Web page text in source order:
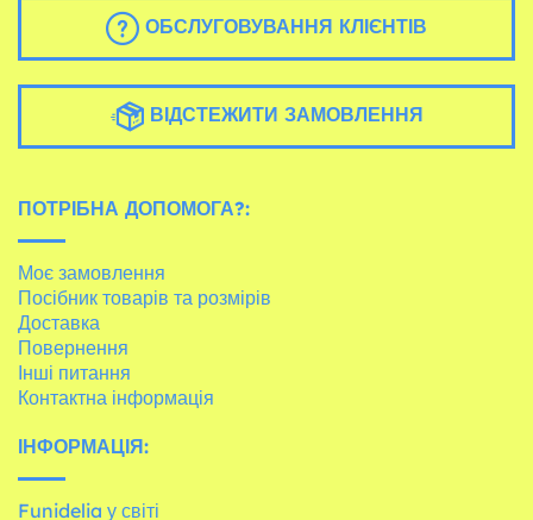
ОБСЛУГОВУВАННЯ КЛІЄНТІВ
ВІДСТЕЖИТИ ЗАМОВЛЕННЯ
ПОТРІБНА ДОПОМОГА?:
Моє замовлення
Посібник товарів та розмірів
Доставка
Повернення
Інші питання
Контактна інформація
ІНФОРМАЦІЯ:
Funidelia у світі